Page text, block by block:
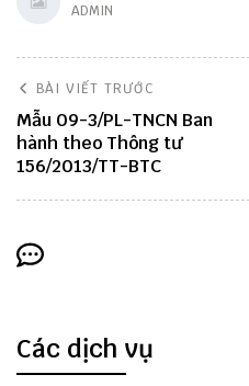
ADMIN
BÀI VIẾT TRƯỚC
Mẫu 09-3/PL-TNCN Ban
hành theo Thông tư
156/2013/TT-BTC
Các dịch vụ